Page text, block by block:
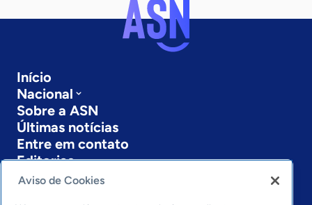
Início
Nacional
Sobre a ASN
Últimas notícias
Entre em contato
Editorias
Economia & Política
Aviso de Cookies